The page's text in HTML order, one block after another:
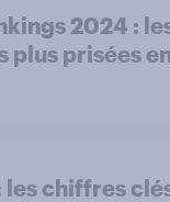
2024 :
plus prisées
les chiffres